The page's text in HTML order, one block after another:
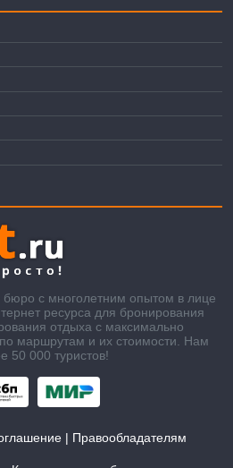
бюро с многолетним опытом в лице
ресурса для бронирования
отдыха с максимально
маршрутам и их стоимости. Нам
50 000 туристов!
| Правообладателям